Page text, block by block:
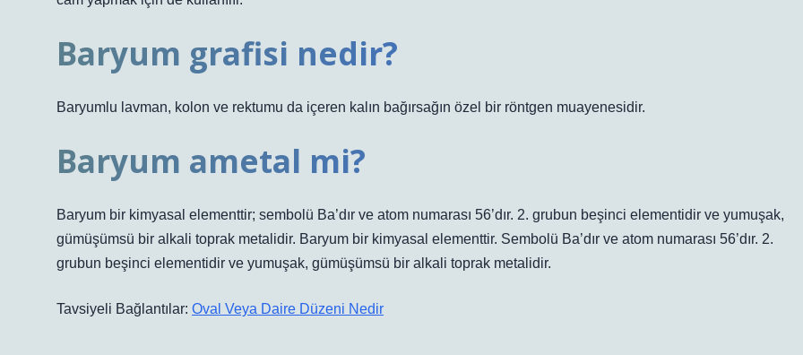
Baryum grafisi nedir?
Baryumlu lavman, kolon ve rektumu da içeren kalın bağırsağın özel bir röntgen muayenesidir.
Baryum ametal mi?
Baryum bir kimyasal elementtir; sembolü Ba’dır ve atom numarası 56’dır. 2. grubun beşinci elementidir ve yumuşak,
gümüşümsü bir alkali toprak metalidir. Baryum bir kimyasal elementtir. Sembolü Ba’dır ve atom numarası 56’dır. 2.
grubun beşinci elementidir ve yumuşak, gümüşümsü bir alkali toprak metalidir.
Tavsiyeli Bağlantılar: Oval Veya Daire Düzeni Nedir